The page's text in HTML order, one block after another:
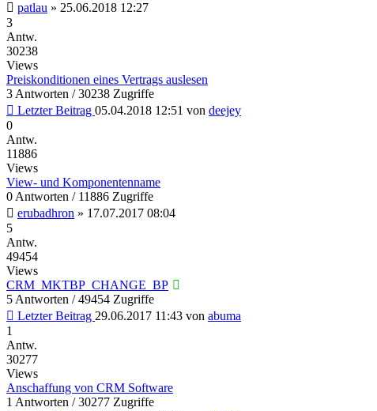
patlau » 25.06.2018 12:27
3
Antw.
30238
Views
Preiskonditionen eines Vertrags auslesen
3 Antworten / 30238 Zugriffe
Letzter Beitrag 05.04.2018 12:51 von deejey
0
Antw.
11886
Views
View- und Komponentenname
0 Antworten / 11886 Zugriffe
erubadhron » 17.07.2017 08:04
5
Antw.
49454
Views
CRM_MKTBP_CHANGE_BP
5 Antworten / 49454 Zugriffe
Letzter Beitrag 29.06.2017 11:43 von abuma
1
Antw.
30277
Views
Anschaffung von CRM Software
1 Antworten / 30277 Zugriffe